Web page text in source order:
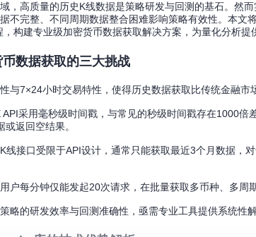
，高质量的历史K线数据是策略研发与回测的基石。然
不完整、不同周期数据整合困难影响策略有效性。本
构建专业级加密货币数据获取解决方案，为量化分析提
数据获取的三大挑战
与7×24小时交易特性，使得历史数据获取比传统金融市
API采用毫秒级时间戳，与常见的秒级时间戳存在1000
返回空结果。
K线接口受限于API设计，通常只能获取最近3个月数据，
用户每分钟仅能发起20次请求，在批量获取多币种、多周
略的研发效率与回测准确性，亟需专业工具提供系统性解